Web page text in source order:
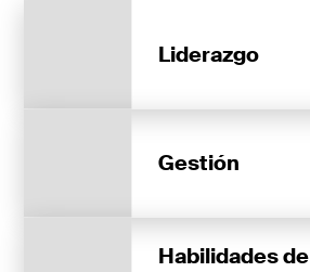
Liderazgo
Gestión
Habilidades de